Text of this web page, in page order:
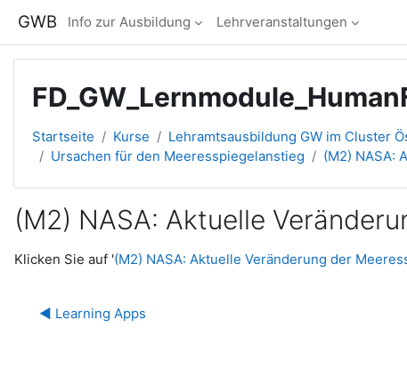
GWB Info zur Ausbildung Lehrveranstaltungen
Startseite Kurse Lehramtsausbildung GW im Cluster
Ursachen für den Meeresspiegelanstieg
(M2) NASA:
(M2) NASA: Aktuelle
Abschlussbedingungen
Klicken Sie auf '(M2) NASA: Aktuelle Veränderung der
◀︎ Learning Apps